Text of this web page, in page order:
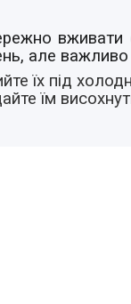
вживати
важливо
їх під
їм